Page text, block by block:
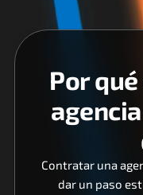
Por
Contratar una
dar un paso